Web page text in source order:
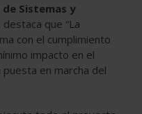
Sistemas y
destaca que “La
con el cumplimiento
impacto en el
en marcha del